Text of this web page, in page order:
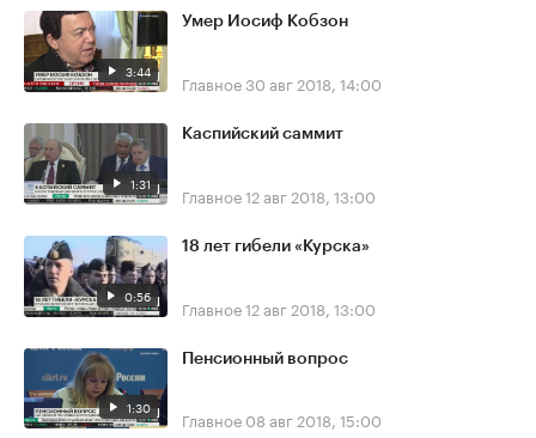
3:44
Умер Иосиф Кобзон
Главное30 авг 2018, 14:00
1:31
Каспийский саммит
Главное12 авг 2018, 13:00
0:56
18 лет гибели «Курска»
Главное12 авг 2018, 13:00
1:30
Пенсионный вопрос
Главное 08 авг 2018, 15:00